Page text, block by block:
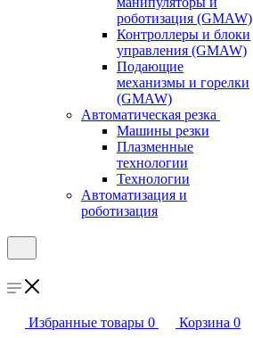
роботизация (GMAW)
Контроллеры и блоки
управления (GMAW)
Подающие
механизмы и горелки
(GMAW)
Автоматическая резка
Машины резки
Плазменные
технологии
Технологии
Автоматизация и
роботизация
Избранные товары 0 Корзина 0